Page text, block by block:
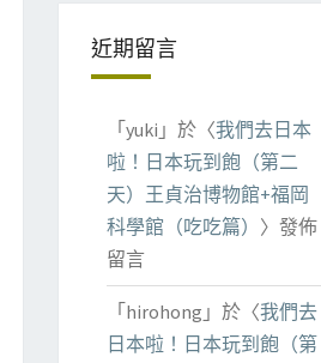
近期留言
「 yuki 」於〈我們去日本
啦！日本玩到飽（第二
天）王貞治博物館+福岡
科學館（吃吃篇） 〉發佈
留言
「 hirohong 」於〈我們去
日本啦！日本玩到飽（第